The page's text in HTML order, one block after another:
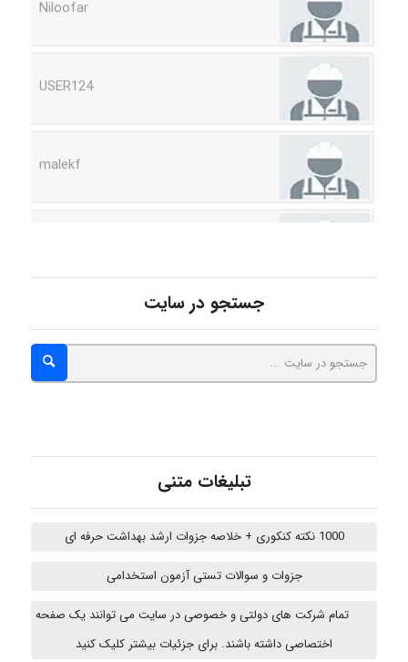
A.balandeh
Jafar Tym
aghajari vahid
جستجو در سایت
تبلیغات متنی
1000 نکته کنکوری + خلاصه جزوات ارشد بهداشت حرفه ای
جزوات و سوالات تستی آزمون استخدامی
تمام شرکت های دولتی و خصوصی در سایت می توانند یک صفحه
اختصاصی داشته باشند. برای جزئیات بیشتر کلیک کنید